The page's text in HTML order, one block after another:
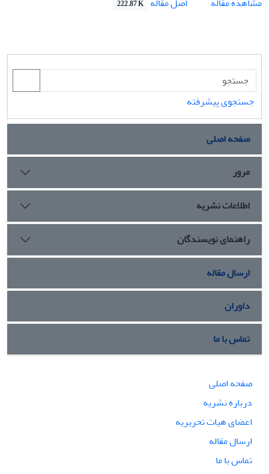
222.87 K
جستجوی پیشرفته
صفحه اصلی
مرور
اطلاعات نشریه
راهنمای نویسندگان
ارسال مقاله
داوران
تماس با ما
صفحه اصلی
درباره نشریه
اعضای هیات تحریریه
ارسال مقاله
تماس با ما